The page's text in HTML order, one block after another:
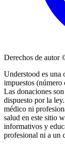
Derechos de autor
Understood es una
impuestos
Las donaciones
dispuesto por la
médico ni
salud en este sitio
informativos y
profesional ni a un